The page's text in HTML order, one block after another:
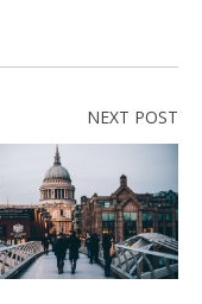
NEXT POST